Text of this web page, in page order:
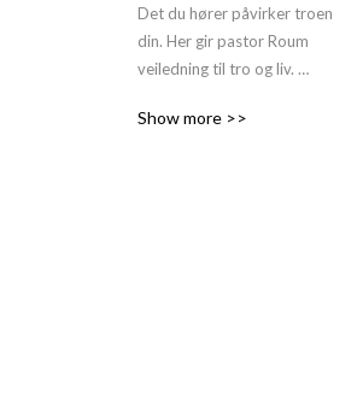
Det du hører påvirker troen
din. Her gir pastor Roum
veiledning til tro og liv.
Show more >>